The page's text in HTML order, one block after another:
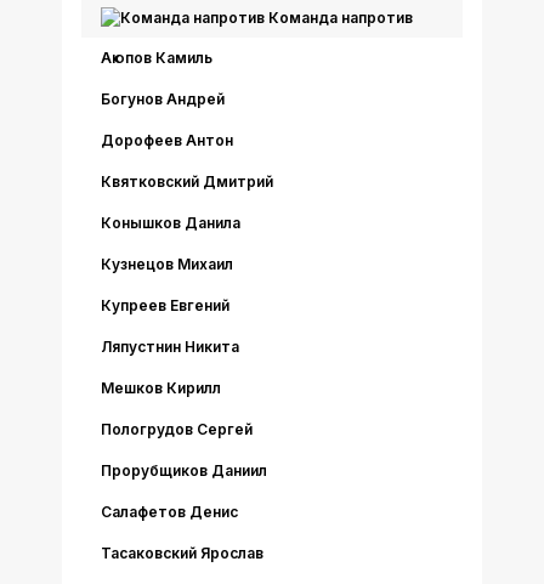
Команда напротив
Аюпов Камиль
Богунов Андрей
Дорофеев Антон
Квятковский Дмитрий
Конышков Данила
Кузнецов Михаил
Купреев Евгений
Ляпустнин Никита
Мешков Кирилл
Пологрудов Сергей
Прорубщиков Даниил
Салафетов Денис
Тасаковский Ярослав